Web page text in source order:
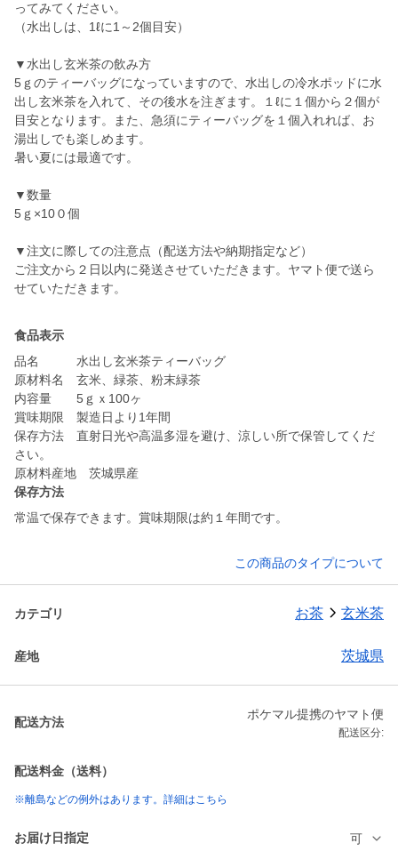
ってみてください。
（水出しは、1ℓに1～2個目安）
▼水出し玄米茶の飲み方
5ｇのティーバッグになっていますので、水出しの冷水ポッドに水
出し玄米茶を入れて、その後水を注ぎます。１ℓに１個から２個が
目安となります。また、急須にティーバッグを１個入れれば、お
湯出しでも楽しめます。
暑い夏には最適です。
▼数量
5ｇ×10０個
▼注文に際しての注意点（配送方法や納期指定など）
ご注文から２日以内に発送させていただきます。ヤマト便で送ら
せていただきます。
食品表示
品名 水出し玄米茶ティーバッグ
原材料名 玄米、緑茶、粉末緑茶
内容量 5ｇｘ100ヶ
賞味期限 製造日より1年間
保存方法 直射日光や高温多湿を避け、涼しい所で保管してくだ
さい。
原材料産地 茨城県産
保存方法
常温で保存できます。賞味期限は約１年間です。
この商品のタイプについて
カテゴリ お茶 玄米茶
産地 茨城県
配送方法
ポケマル提携のヤマト便
配送区分:
配送料金（送料）
※離島などの例外はあります。詳細はこちら
お届け日指定 可